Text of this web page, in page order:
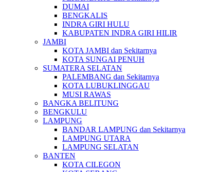
DUMAI
BENGKALIS
INDRA GIRI HULU
KABUPATEN INDRA GIRI HILIR
JAMBI
KOTA JAMBI dan Sekitarnya
KOTA SUNGAI PENUH
SUMATERA SELATAN
PALEMBANG dan Sekitarnya
KOTA LUBUKLINGGAU
MUSI RAWAS
BANGKA BELITUNG
BENGKULU
LAMPUNG
BANDAR LAMPUNG dan Sekitarnya
LAMPUNG UTARA
LAMPUNG SELATAN
BANTEN
KOTA CILEGON